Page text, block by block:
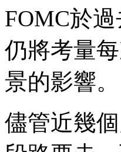
FOMC於
仍將考量
景的影響。
儘管近幾